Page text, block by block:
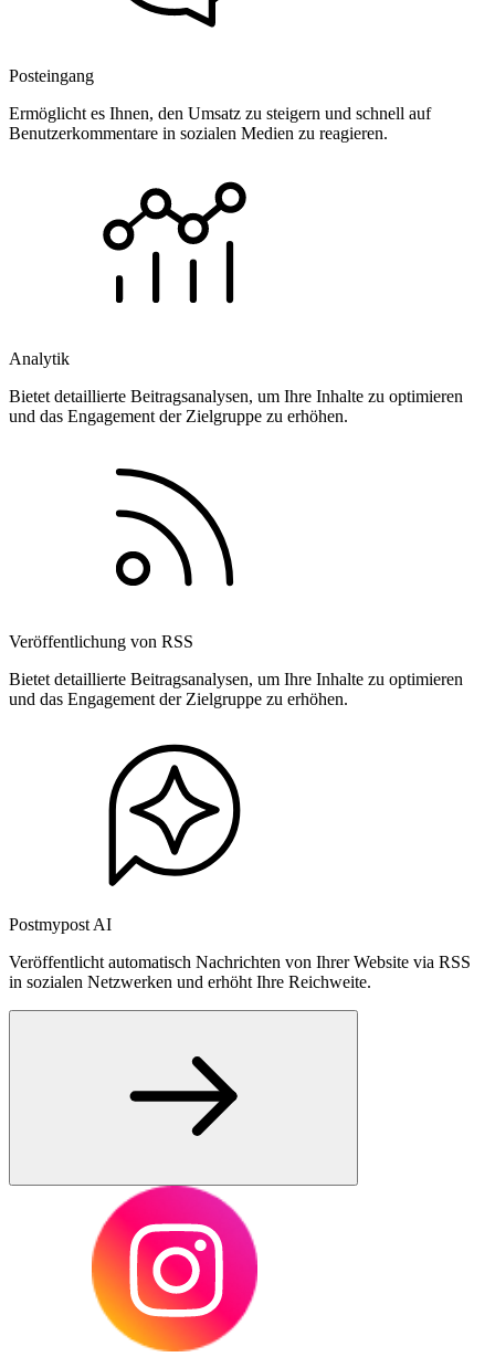
Posteingang
Ermöglicht es Ihnen, den Umsatz zu steigern und schnell auf
Benutzerkommentare in sozialen Medien zu reagieren.
Analytik
Bietet detaillierte Beitragsanalysen, um Ihre Inhalte zu optimieren
und das Engagement der Zielgruppe zu erhöhen.
Veröffentlichung von RSS
Bietet detaillierte Beitragsanalysen, um Ihre Inhalte zu optimieren
und das Engagement der Zielgruppe zu erhöhen.
Postmypost AI
Veröffentlicht automatisch Nachrichten von Ihrer Website via RSS
in sozialen Netzwerken und erhöht Ihre Reichweite.